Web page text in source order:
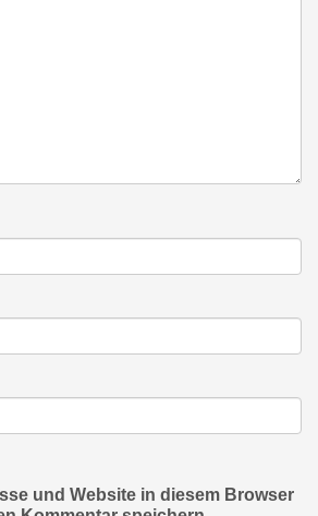
und Website in diesem Browser